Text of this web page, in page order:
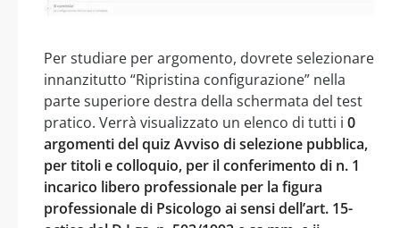
Per studiare per argomento, dovrete selezionare
innanzitutto “Ripristina configurazione” nella
parte superiore destra della schermata del test
pratico. Verrà visualizzato un elenco di tutti i 0
argomenti del quiz Avviso di selezione pubblica,
per titoli e colloquio, per il conferimento di n. 1
incarico libero professionale per la figura
professionale di Psicologo ai sensi dell’art. 15-